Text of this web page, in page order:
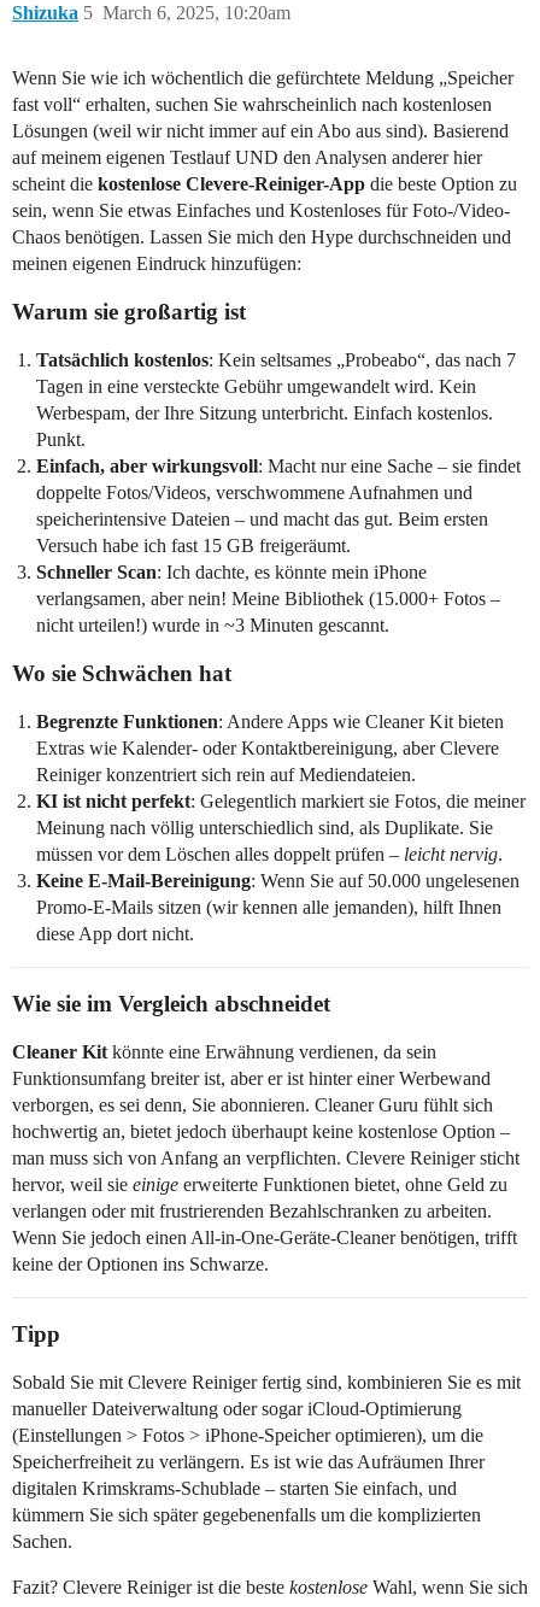
Shizuka March 6, 2025, 10:20am
5
Wenn Sie wie ich wöchentlich die gefürchtete Meldung „Speicher
fast voll“ erhalten, suchen Sie wahrscheinlich nach kostenlosen
Lösungen (weil wir nicht immer auf ein Abo aus sind). Basierend
auf meinem eigenen Testlauf UND den Analysen anderer hier
scheint die kostenlose Clevere-Reiniger-App die beste Option zu
sein, wenn Sie etwas Einfaches und Kostenloses für Foto-/Video-
Chaos benötigen. Lassen Sie mich den Hype durchschneiden und
meinen eigenen Eindruck hinzufügen:
Warum sie großartig ist
Tatsächlich kostenlos: Kein seltsames „Probeabo“, das nach 7
Tagen in eine versteckte Gebühr umgewandelt wird. Kein
Werbespam, der Ihre Sitzung unterbricht. Einfach kostenlos.
Punkt.
Einfach, aber wirkungsvoll: Macht nur eine Sache – sie findet
doppelte Fotos/Videos, verschwommene Aufnahmen und
speicherintensive Dateien – und macht das gut. Beim ersten
Versuch habe ich fast 15 GB freigeräumt.
Schneller Scan: Ich dachte, es könnte mein iPhone
verlangsamen, aber nein! Meine Bibliothek (15.000+ Fotos –
nicht urteilen!) wurde in ~3 Minuten gescannt.
Wo sie Schwächen hat
Begrenzte Funktionen: Andere Apps wie Cleaner Kit bieten
Extras wie Kalender- oder Kontaktbereinigung, aber Clevere
Reiniger konzentriert sich rein auf Mediendateien.
KI ist nicht perfekt: Gelegentlich markiert sie Fotos, die meiner
Meinung nach völlig unterschiedlich sind, als Duplikate. Sie
müssen vor dem Löschen alles doppelt prüfen – leicht nervig.
Keine E-Mail-Bereinigung: Wenn Sie auf 50.000 ungelesenen
Promo-E-Mails sitzen (wir kennen alle jemanden), hilft Ihnen
diese App dort nicht.
Wie sie im Vergleich abschneidet
Cleaner Kit könnte eine Erwähnung verdienen, da sein
Funktionsumfang breiter ist, aber er ist hinter einer Werbewand
verborgen, es sei denn, Sie abonnieren. Cleaner Guru fühlt sich
hochwertig an, bietet jedoch überhaupt keine kostenlose Option –
man muss sich von Anfang an verpflichten. Clevere Reiniger sticht
hervor, weil sie einige erweiterte Funktionen bietet, ohne Geld zu
verlangen oder mit frustrierenden Bezahlschranken zu arbeiten.
Wenn Sie jedoch einen All-in-One-Geräte-Cleaner benötigen, trifft
keine der Optionen ins Schwarze.
Tipp
Sobald Sie mit Clevere Reiniger fertig sind, kombinieren Sie es mit
manueller Dateiverwaltung oder sogar iCloud-Optimierung
(Einstellungen > Fotos > iPhone-Speicher optimieren), um die
Speicherfreiheit zu verlängern. Es ist wie das Aufräumen Ihrer
digitalen Krimskrams-Schublade – starten Sie einfach, und
kümmern Sie sich später gegebenenfalls um die komplizierten
Sachen.
Fazit? Clevere Reiniger ist die beste kostenlose Wahl, wenn Sie sich